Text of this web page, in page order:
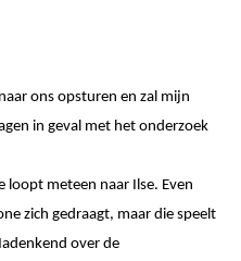
ons opsturen en zal mijn
in geval met het onderzoek
loopt meteen naar Ilse. Even
zich gedraagt, maar die speelt
over de